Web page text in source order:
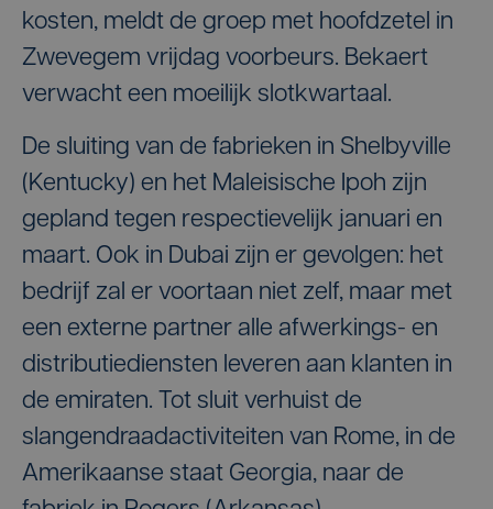
kosten, meldt de groep met hoofdzetel in
Zwevegem vrijdag voorbeurs. Bekaert
verwacht een moeilijk slotkwartaal.
De sluiting van de fabrieken in Shelbyville
(Kentucky) en het Maleisische Ipoh zijn
gepland tegen respectievelijk januari en
maart. Ook in Dubai zijn er gevolgen: het
bedrijf zal er voortaan niet zelf, maar met
een externe partner alle afwerkings- en
distributiediensten leveren aan klanten in
de emiraten. Tot sluit verhuist de
slangendraadactiviteiten van Rome, in de
Amerikaanse staat Georgia, naar de